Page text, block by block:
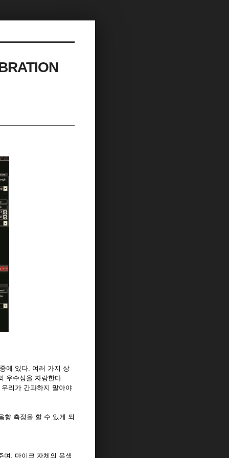
에 있다. 여러 가지 상
우수성을 자랑한다.
리가 간과하지 말아야
향 측정을 할 수 있게 되
며, 마이크 자체의 음색